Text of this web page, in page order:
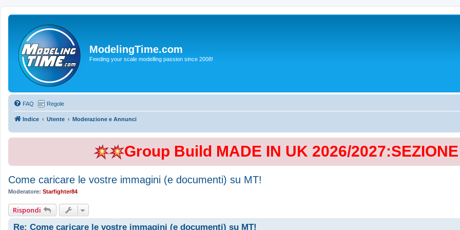
ModelingTime.com
Feeding your scale modelling passion since 2008!
FAQ Regole
Indice Utente Moderazione e Annunci
Group Build MADE IN UK 2026/
Come caricare le vostre immagini (e documenti) su MT!
Moderatore: Starfighter84
Rispondi
Re: Come caricare le vostre immagini (e documenti) su MT!